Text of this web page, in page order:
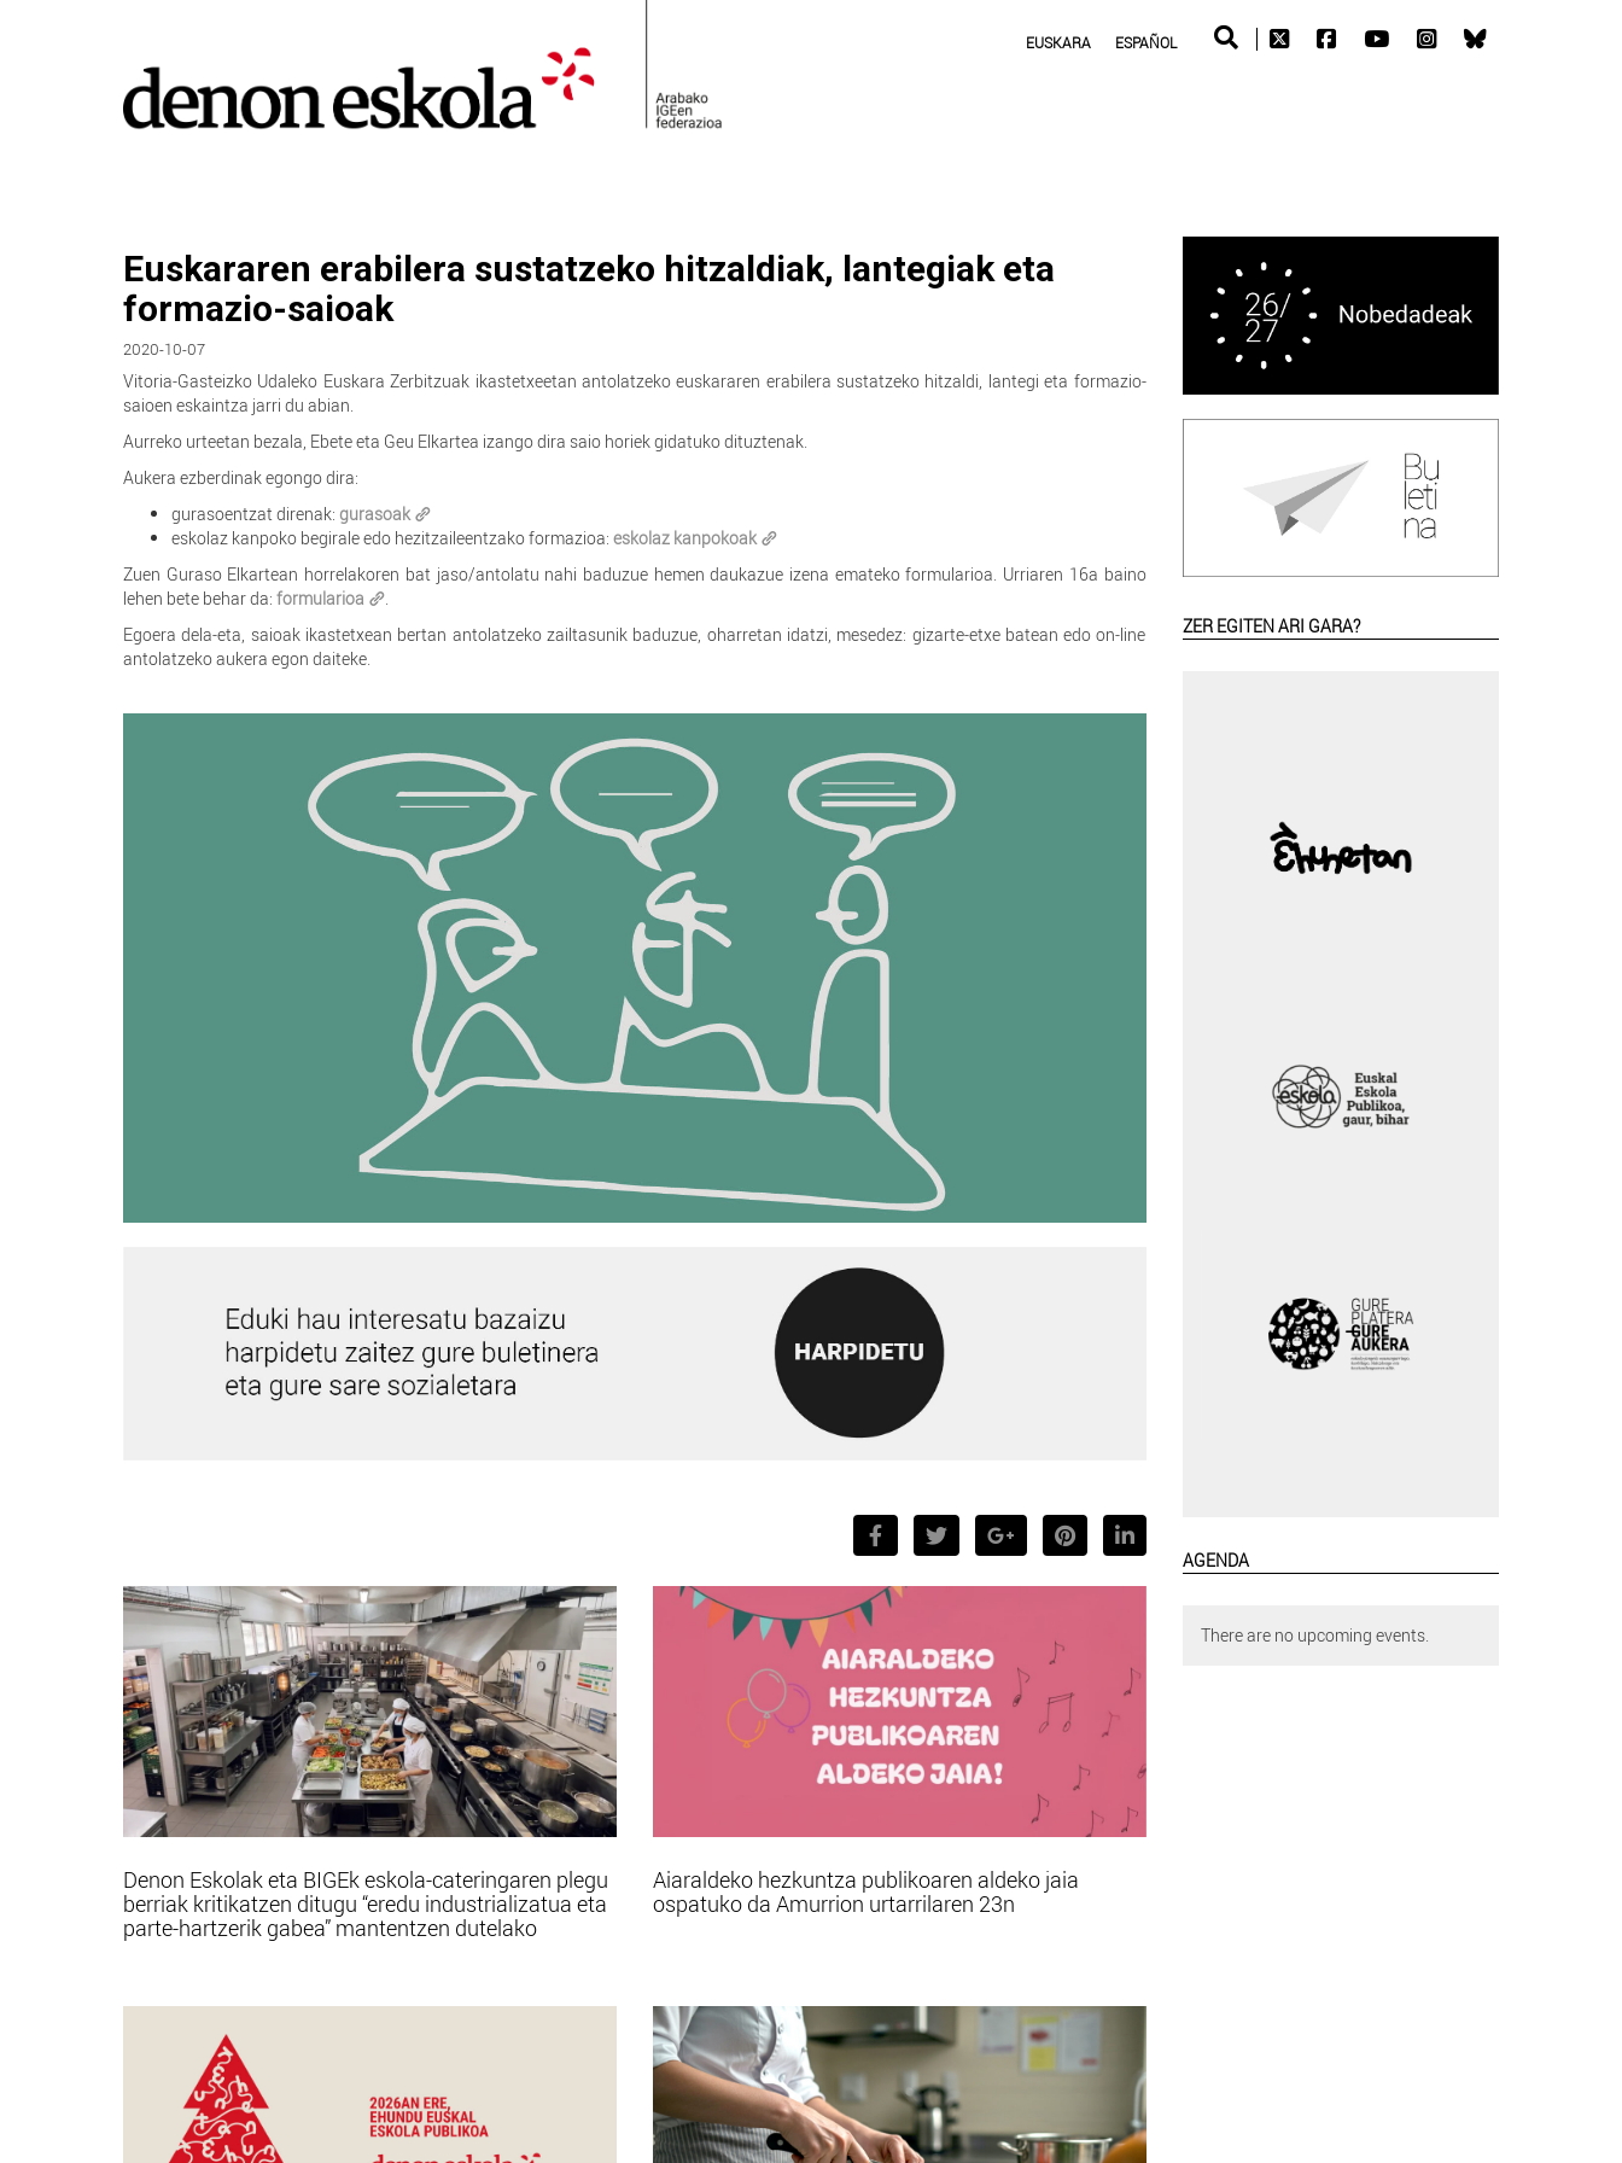
EUSKARA ESPAÑOL
Euskararen erabilera sustatzeko hitzaldiak, lantegiak eta
formazio-saioak
2020-10-07
Vitoria-Gasteizko Udaleko Euskara Zerbitzuak ikastetxeetan antolatzeko euskararen erabilera sustatzeko hitzaldi, lantegi eta formazio-
saioen eskaintza jarri du abian.
Aurreko urteetan bezala, Ebete eta Geu Elkartea izango dira saio horiek gidatuko dituztenak.
Aukera ezberdinak egongo dira:
gurasoentzat direnak: gurasoak
eskolaz kanpoko begirale edo hezitzaileentzako formazioa: eskolaz kanpokoak
Zuen Guraso Elkartean horrelakoren bat jaso/antolatu nahi baduzue hemen daukazue izena emateko formularioa. Urriaren 16a baino
lehen bete behar da: formularioa
.
Egoera dela-eta, saioak ikastetxean bertan antolatzeko zailtasunik baduzue, oharretan idatzi, mesedez: gizarte-etxe batean edo on-line
antolatzeko aukera egon daiteke.
Denon Eskolak eta BIGEk eskola-cateringaren plegu
berriak kritikatzen ditugu “eredu industrializatua eta
parte-hartzerik gabea” mantentzen dutelako
Aiaraldeko hezkuntza publikoaren aldeko jaia
ospatuko da Amurrion urtarrilaren 23n
ZER EGITEN ARI GARA?
AGENDA
There are no upcoming events.